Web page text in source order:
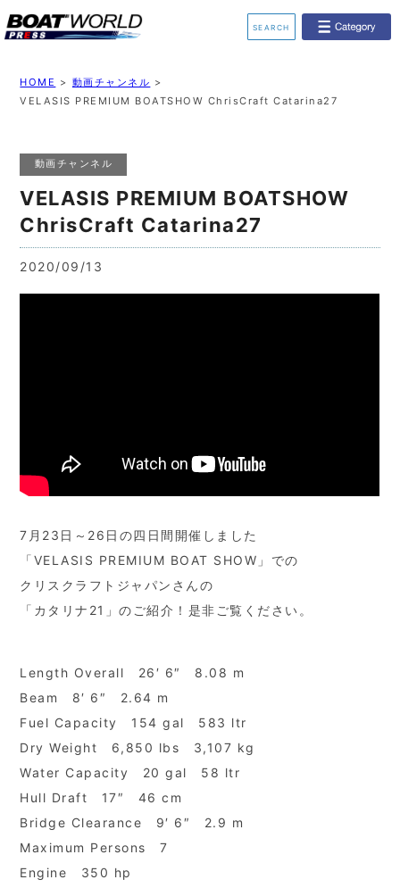
SEARCH
業界ニュース
ジェットスキー
HOME > 動画チャンネル >
VELASIS PREMIUM BOATSHOW ChrisCraft Catarina27
動画チャンネル
VELASIS PREMIUM BOATSHOW
ChrisCraft Catarina27
2020/09/13
7月23日～26日の四日間開催しました
「VELASIS PREMIUM BOAT SHOW」での
クリスクラフトジャパンさんの
「カタリナ21」のご紹介！是非ご覧ください。
Length Overall 26′ 6″ 8.08 m
Beam 8′ 6″ 2.64 m
Fuel Capacity 154 gal 583 ltr
Dry Weight 6,850 lbs 3,107 kg
Water Capacity 20 gal 58 ltr
Hull Draft 17″ 46 cm
Bridge Clearance 9′ 6″ 2.9 m
Maximum Persons 7
Engine 350 hp